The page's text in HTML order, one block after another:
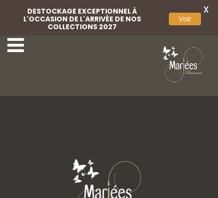
5-Rembo Styling 7-Rembo Styling
DESTOCKAGE EXCEPTIONNEL À
L'OCCASION DE L'ARRIVÉE DE NOS
COLLECTIONS 2027
Voir
X